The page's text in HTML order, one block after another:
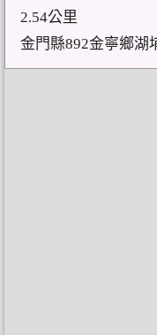
2.54公里
金門縣892金寧鄉湖